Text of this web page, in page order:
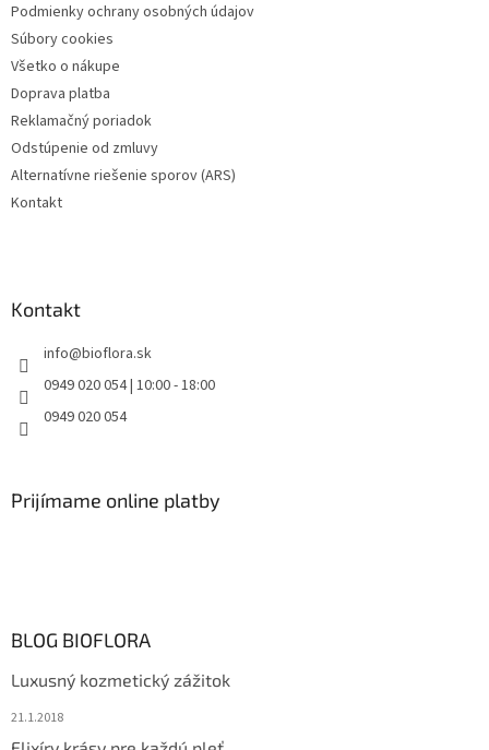
k
Podmienky ochrany osobných údajov
Súbory cookies
Všetko o nákupe
Doprava platba
Reklamačný poriadok
Odstúpenie od zmluvy
Alternatívne riešenie sporov (ARS)
Kontakt
Kontakt
info@bioflora.sk
0949 020 054 | 10:00 - 18:00
0949 020 054
Prijímame online platby
BLOG BIOFLORA
Luxusný kozmetický zážitok
21.1.2018